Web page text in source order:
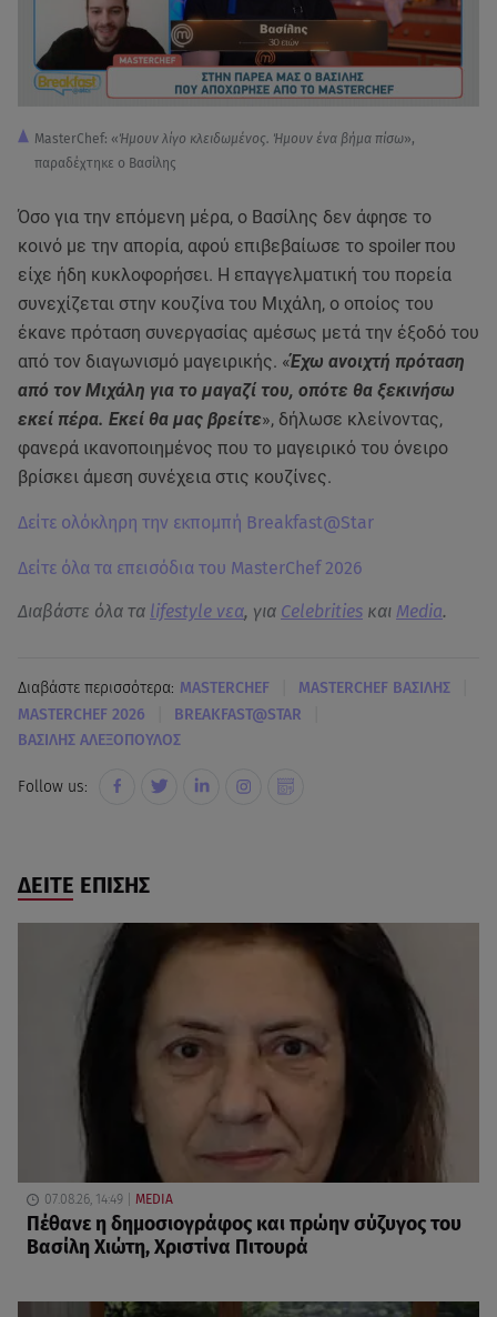
MasterChef: «Ήμουν λίγο κλειδωμένος. Ήμουν ένα βήμα πίσω»,
παραδέχτηκε ο Βασίλης
Όσο για την επόμενη μέρα, ο Βασίλης δεν άφησε το
κοινό με την απορία, αφού επιβεβαίωσε το spoiler που
είχε ήδη κυκλοφορήσει. Η επαγγελματική του πορεία
συνεχίζεται στην κουζίνα του Μιχάλη, ο οποίος του
έκανε πρόταση συνεργασίας αμέσως μετά την έξοδό του
από τον διαγωνισμό μαγειρικής. «Έχω ανοιχτή πρόταση
από τον Μιχάλη για το μαγαζί του, οπότε θα ξεκινήσω
εκεί πέρα. Εκεί θα μας βρείτε», δήλωσε κλείνοντας,
φανερά ικανοποιημένος που το μαγειρικό του όνειρο
βρίσκει άμεση συνέχεια στις κουζίνες.
Δείτε ολόκληρη την εκπομπή Breakfast@Star
Δείτε όλα τα επεισόδια του MasterChef 2026
Διαβάστε όλα τα lifestyle νεα, για Celebrities και Media.
Διαβάστε περισσότερα: MASTERCHEF MASTERCHEF ΒΑΣΙΛΗΣ
MASTERCHEF 2026 BREAKFAST@STAR
ΒΑΣΙΛΗΣ ΑΛΕΞΟΠΟΥΛΟΣ
Follow us:
ΔΕΙΤΕ ΕΠΙΣΗΣ
07.08.26, 14:49 MEDIA
Πέθανε η δημοσιογράφος και πρώην σύζυγος του
Βασίλη Χιώτη, Χριστίνα Πιτουρά